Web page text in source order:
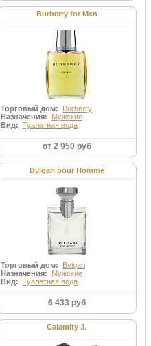
Burberry for Men
Торговый дом: Burberry
Назначения: Мужские
Вид: Туалетная вода
от 2 950 руб
Bvlgari pour Homme
Торговый дом: Bvlgari
Назначения: Мужские
Вид: Туалетная вода
6 433 руб
Calamity J.